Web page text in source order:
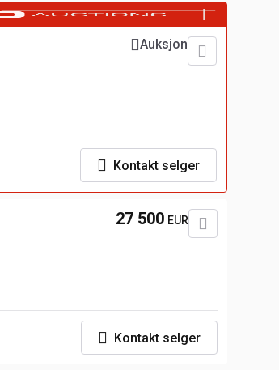
Auksjon
Kontakt selger
27 500 EUR
Kontakt selger